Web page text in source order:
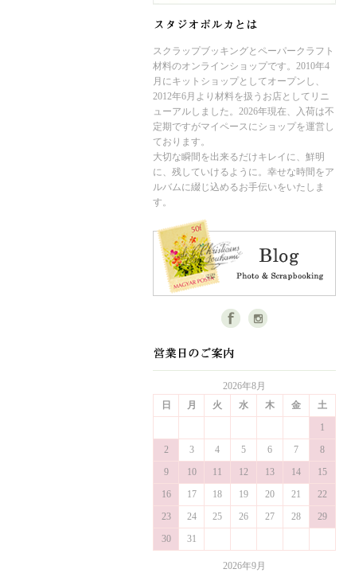
スクラップブッキングとペーパークラフト
材料のオンラインショップです。2010年4
月にキットショップとしてオープンし、
2012年6月より材料を扱うお店としてリニ
ューアルしました。2026年現在、入荷は不
定期ですがマイペースにショップを運営し
ております。
大切な瞬間を出来るだけキレイに、鮮明
に、残していけるように。幸せな時間をア
ルバムに綴じ込めるお手伝いをいたしま
す。
2026年8月
日
月 火 水 木 金
土
1
2
3 4 5 6 7
8
9
10 11 12 13 14
15
16
17 18 19 20 21
22
23
24 25 26 27 28
29
30
31
2026年9月